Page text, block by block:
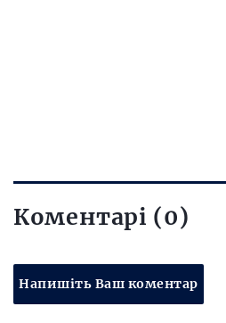
Коментарі (0)
Напишіть Ваш коментар